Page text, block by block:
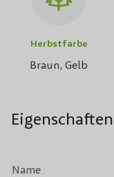
Herbstfarbe
Braun, Gelb
Eigenschaften
Name